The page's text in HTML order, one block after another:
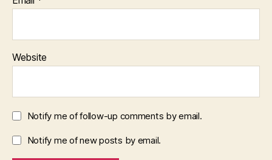
Website
Notify me of follow-up comments by email.
Notify me of new posts by email.